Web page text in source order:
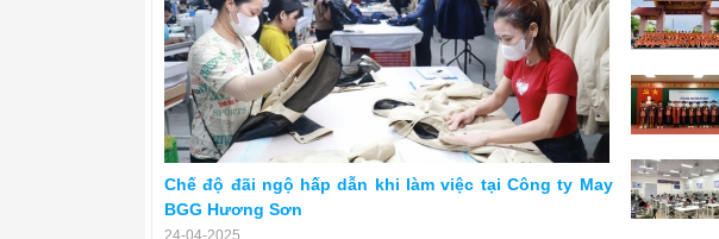
Chế độ đãi ngộ hấp dẫn khi làm việc tại Công ty May
BGG Hương Sơn